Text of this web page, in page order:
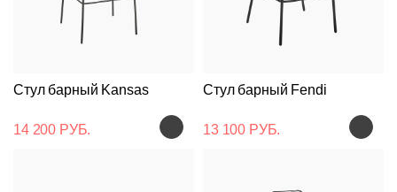
Стул барный Kansas
14 200 РУБ.
Стул барный Fendi
13 100 РУБ.